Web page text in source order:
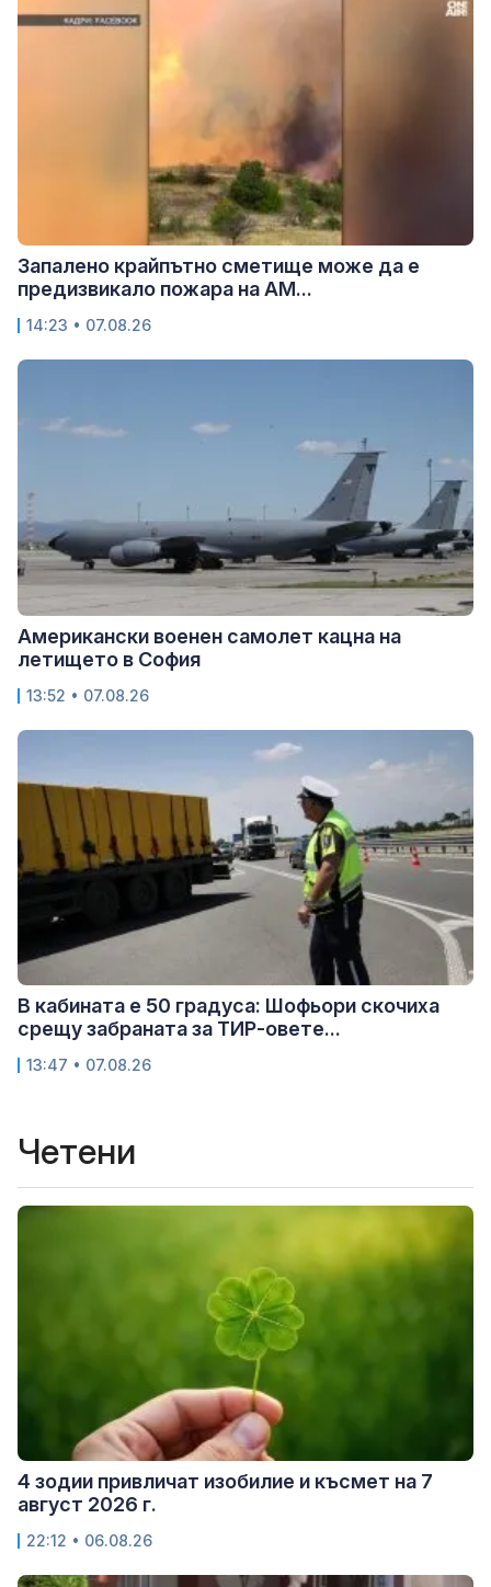
Запалено крайпътно сметище може да е
предизвикало пожара на АМ...
14:23 • 07.08.26
Американски военен самолет кацна на
летището в София
13:52 • 07.08.26
В кабината е 50 градуса: Шофьори скочиха
срещу забраната за ТИР-овете...
13:47 • 07.08.26
Четени
4 зодии привличат изобилие и късмет на 7
август 2026 г.
22:12 • 06.08.26